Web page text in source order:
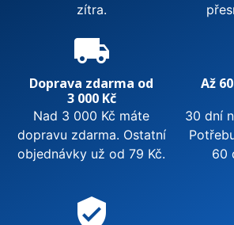
zítra.
local_shipping
Doprava zdarma od
3 000 Kč
Nad 3 000 Kč máte
dopravu zdarma. Ostatní
objednávky už od 79 Kč.
Až
30 dní
60
verified_user